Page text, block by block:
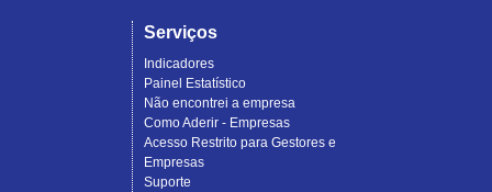
Serviços
Indicadores
Painel Estatístico
Não encontrei a empresa
Como Aderir - Empresas
Acesso Restrito para Gestores e
Empresas
Suporte